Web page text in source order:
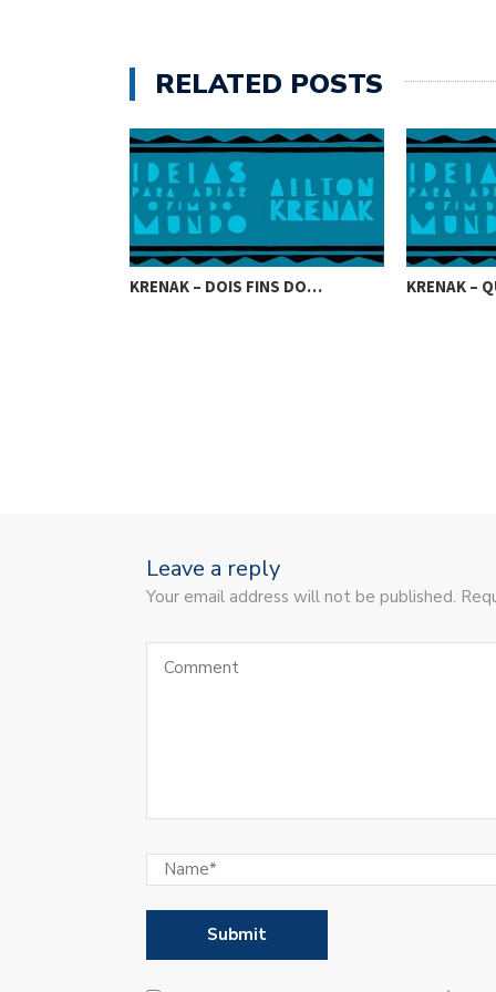
RELATED POSTS
KRENAK – DOIS FINS DO… KRENAK –
Leave a reply
Your email address will not be published.